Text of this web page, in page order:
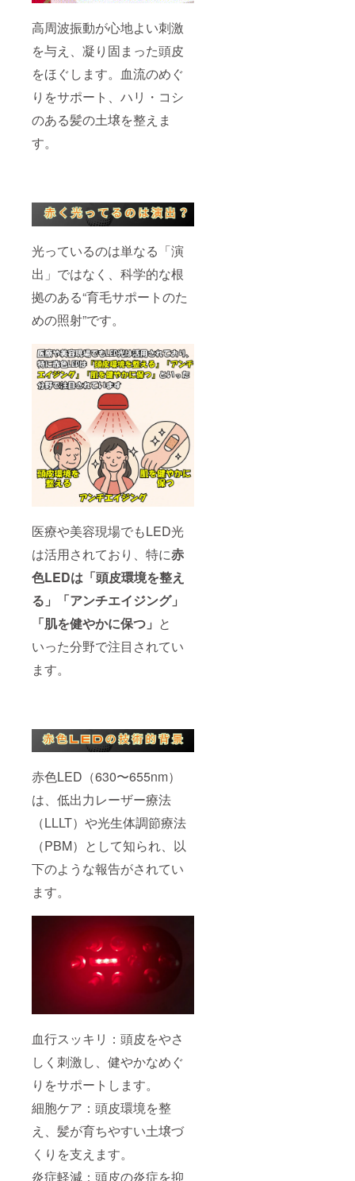
高周波振動が心地よい刺激
を与え、凝り固まった頭皮
をほぐします。血流のめぐ
りをサポート、ハリ・コシ
のある髪の土壌を整えま
す。
光っているのは単なる「演
出」ではなく、科学的な根
拠のある“育毛サポートのた
めの照射”です。
医療や美容現場でもLED光
は活用されており、特に赤
色LEDは「頭皮環境を整え
る」「アンチエイジング」
「肌を健やかに保つ」 と
いった分野で注目されてい
ます。
赤色LED（630〜655nm）
は、低出力レーザー療法
（LLLT）や光生体調節療法
（PBM）として知られ、以
下のような報告がされてい
ます。
血行スッキリ：頭皮をやさ
しく刺激し、健やかなめぐ
りをサポートします。
細胞ケア：頭皮環境を整
え、髪が育ちやすい土壌づ
くりを支えます。
炎症軽減：頭皮の炎症を抑